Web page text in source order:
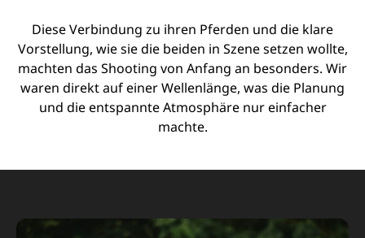
Diese Verbindung zu ihren Pferden und die klare
Vorstellung, wie sie die beiden in Szene setzen wollte,
machten das Shooting von Anfang an besonders. Wir
waren direkt auf einer Wellenlänge, was die Planung
und die entspannte Atmosphäre nur einfacher
machte.